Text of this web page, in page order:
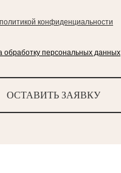
политикой конфиденциальности
обработку персональных данных
ОСТАВИТЬ ЗАЯВКУ